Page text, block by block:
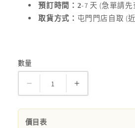
預訂時間：2-7 天 (急單請先
取貨方式： 屯門門店自取 (
數
數量
Dreamy
Flower
Cream
Cake
Dreamy
Flower
Cream
價目表